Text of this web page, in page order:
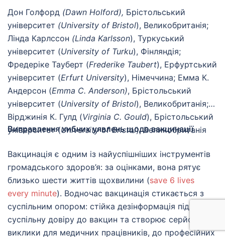
Дон Голфорд (Dawn Holford), Брістольський
університет (University of Bristol), Великобританія;
Лінда Карлссон (Linda Karlsson), Туркуський
університет (University of Turku), Фінляндія;
Фредеріке Тауберт (Frederike Taubert), Ерфуртський
університет (Erfurt University), Німеччина; Емма К.
Андерсон (Emma C. Anderson), Брістольський
університет (University of Bristol), Великобританія;
Вірджинія К. Гулд (Virginia C. Gould), Брістольський
університет (University of Bristol), Великобританія
Виправлення хибних уявлень щодо вакцинації
Вакцинація є одним із найуспішніших інструментів
громадського здоров’я: за оцінками, вона рятує
близько шести життів щохвилини (save 6 lives
every minute). Водночас вакцинація стикається з
суспільним опором: стійка дезінформація підриває
суспільну довіру до вакцин та створює серйозні
виклики для медичних працівників, до професійних